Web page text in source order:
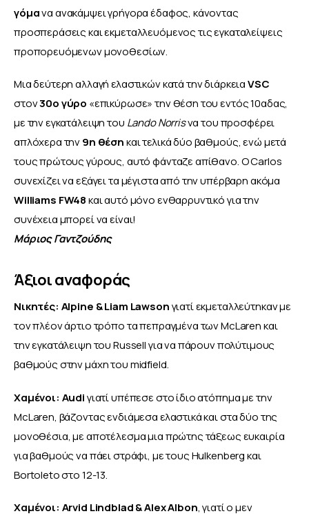
γόμα να ανακάμψει γρήγορα έδαφος, κάνοντας
προσπεράσεις και εκμεταλλευόμενος τις εγκαταλείψεις
προπορευόμενων μονοθεσίων.
Μια δεύτερη αλλαγή ελαστικών κατά την διάρκεια VSC
στον 30ο γύρο «επικύρωσε» την θέση του εντός 10αδας,
με την εγκατάλειψη του Lando Norris να του προσφέρει
απλόχερα την 9η θέση και τελικά δύο βαθμούς, ενώ μετά
τους πρώτους γύρους, αυτό φάνταζε απίθανο. Ο Carlos
συνεχίζει να εξάγει τα μέγιστα από την υπέρβαρη ακόμα
Williams FW48 και αυτό μόνο ενθαρρυντικό για την
συνέχεια μπορεί να είναι!
Μάριος Γαντζούδης
Άξιοι αναφοράς
Νικητές: Alpine & Liam Lawson γιατί εκμεταλλεύτηκαν με
τον πλέον άρτιο τρόπο τα πεπραγμένα των McLaren και
την εγκατάλειψη του Russell για να πάρουν πολύτιμους
βαθμούς στην μάχη του midfield.
Χαμένοι: Audi γιατί υπέπεσε στο ίδιο ατόπημα με την
McLaren, βάζοντας ενδιάμεσα ελαστικά και στα δύο της
μονοθέσια, με αποτέλεσμα μια πρώτης τάξεως ευκαιρία
για βαθμούς να πάει στράφι, με τους Hulkenberg και
Bortoleto στο 12-13.
Χαμένοι: Arvid Lindblad & Alex Albon, γιατί ο μεν